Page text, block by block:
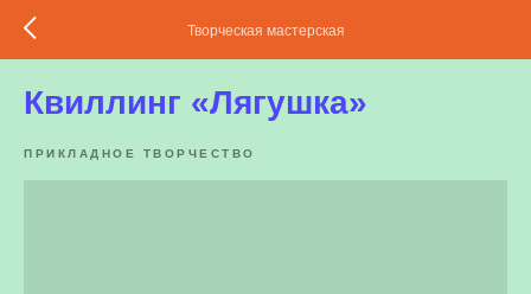
Творческая мастерская
Квиллинг «Лягушка»
ПРИКЛАДНОЕ ТВОРЧЕСТВО